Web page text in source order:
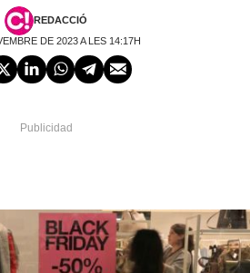
REDACCIÓ
DE 2023 A LES 14:17H